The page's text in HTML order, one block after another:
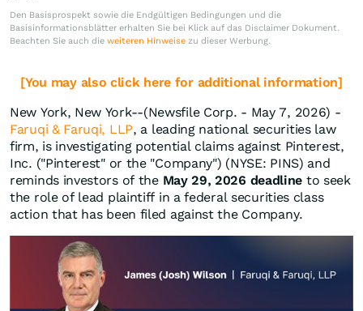
Den Basisprospekt sowie die Endgültigen Bedingungen und die
Basisinformationsblätter erhalten Sie bei Klick auf das Disclaimer Dokument.
Beachten Sie auch die weiteren Hinweise zu dieser Werbung.
[You may also click here for additional information]
New York, New York--(Newsfile Corp. - May 7, 2026) -
Faruqi & Faruqi, LLP, a leading national securities law
firm, is investigating potential claims against Pinterest,
Inc. ("Pinterest" or the "Company") (NYSE: PINS) and
reminds investors of the May 29, 2026 deadline to seek
the role of lead plaintiff in a federal securities class
action that has been filed against the Company.